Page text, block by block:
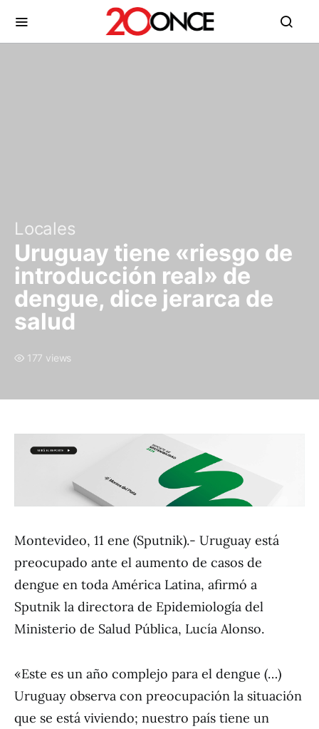
Locales
Uruguay tiene «riesgo de
introducción real» de
dengue, dice jerarca de
salud
177 views
Montevideo, 11 ene (Sputnik).- Uruguay está
preocupado ante el aumento de casos de
dengue en toda América Latina, afirmó a
Sputnik la directora de Epidemiología del
Ministerio de Salud Pública, Lucía Alonso.
«Este es un año complejo para el dengue (…)
Uruguay observa con preocupación la situación
que se está viviendo; nuestro país tiene un